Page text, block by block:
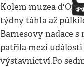
Kolem muzea
týdny táhla až
Barnesovy nadace
patřila mezi
výstavnictví.Po